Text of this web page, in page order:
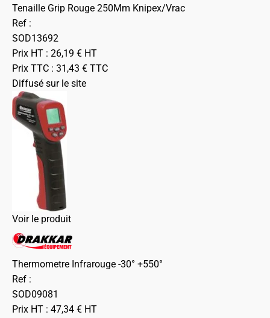
Tenaille Grip Rouge 250Mm Knipex/Vrac
Ref :
SOD13692
Prix HT : 26,19 € HT
Prix TTC : 31,43 € TTC
Diffusé sur le site
Voir le produit
Thermometre Infrarouge -30° +550°
Ref :
SOD09081
Prix HT : 47,34 € HT